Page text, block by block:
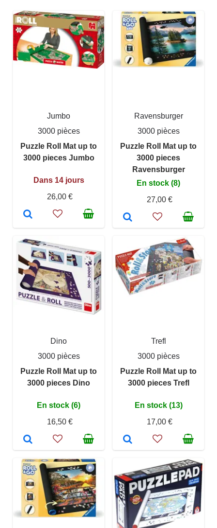
Jumbo
3000 pièces
Puzzle Roll Mat up to
3000 pieces Jumbo
Dans 14 jours
26,00 €
Ravensburger
3000 pièces
Puzzle Roll Mat up to
3000 pieces
Ravensburger
En stock (8)
27,00 €
Dino
3000 pièces
Puzzle Roll Mat up to
3000 pieces Dino
En stock (6)
16,50 €
Trefl
3000 pièces
Puzzle Roll Mat up to
3000 pieces Trefl
En stock (13)
17,00 €